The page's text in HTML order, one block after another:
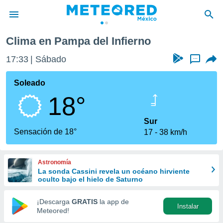
de
ha sido
calidad.
a este
las
y
forma
digital
basada
Clima en Pampa del Infierno
17:33 Sábado ...
Soleado
18°
Sensación de 18°
Sur
17
38 km/h
Astronomía
La sonda Cassini revela un océano hirviente
oculto bajo el hielo de Saturno
¡Descarga GRATIS la app de
Meteored!
Instalar